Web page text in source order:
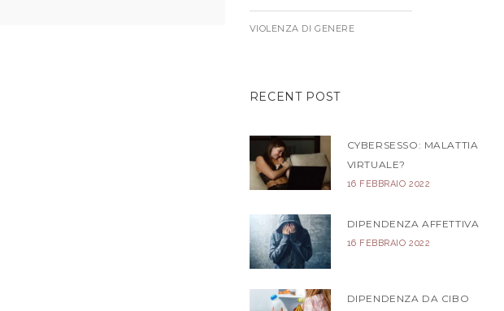
VIOLENZA DI GENERE
RECENT POST
CYBERSESSO: MALATTIA
VIRTUALE?
16 FEBBRAIO 2022
DIPENDENZA AFFETTIVA
16 FEBBRAIO 2022
DIPENDENZA DA CIBO